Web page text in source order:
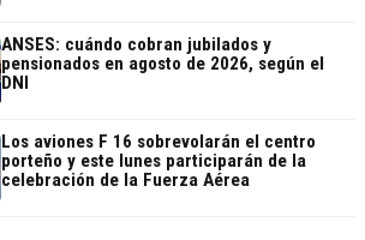
ANSES: cuándo cobran jubilados y
pensionados en agosto de 2026, según el
DNI
Los aviones F 16 sobrevolarán el centro
porteño y este lunes participarán de la
celebración de la Fuerza Aérea